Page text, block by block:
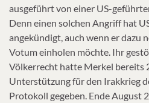
ausgeführt von einer US-
Denn einen solchen Angriff hat
angekündigt, auch wenn er dazu
Votum einholen möchte. Ihr
Völkerrecht hatte Merkel bereits
Unterstützung für den Irakkrieg
Protokoll gegeben. Ende August